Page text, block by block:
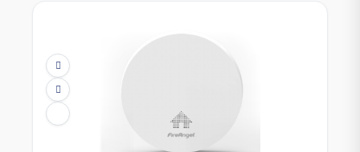
Stummschaltung einer Störungsmeldung End-of-Life
Anzeige geeignet auch für Wohnmobile und Wohnwagen
zertifiziert nach EN14604, Q-Label 5 Jahre
Herstellergarantie der FireAngel Safety Technology Limited
Technische Daten: Sensortechnologie: Optisch
Alarmtonpegel: 85dB (A) bei 3m Installation: Wand / Decke
Betriebstemperatur: +4°C bis +38°C Batterie: versiegelte
10-Jahres Lithiumbatterie Gewicht: 138 Gramm